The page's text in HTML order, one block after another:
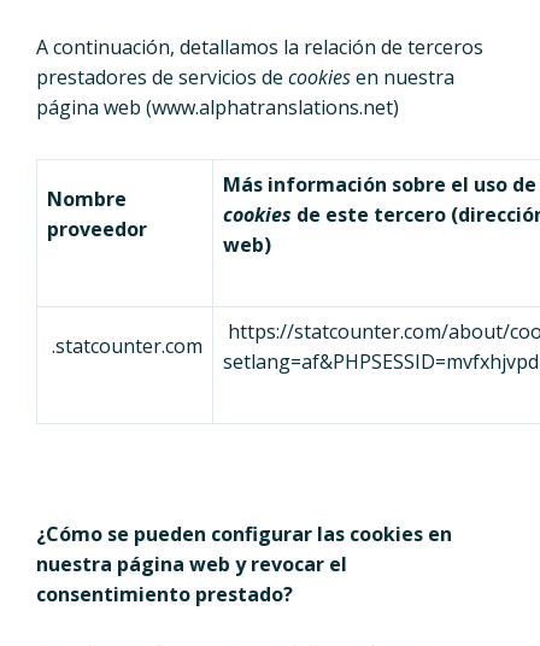
A continuación, detallamos la relación de terceros
prestadores de servicios de cookiesen nuestra
página web (www.alphatranslations.net)
Nombre
proveedor
Más información sobre el uso
cookies de este tercero
web)
.statcounter.com
https://statcounter.com/about/
setlang=af&PHPSESSID=mvfxhjvpd
¿Cómo se pueden configurar las cookies en
nuestra página web y revocar el
consentimiento prestado?